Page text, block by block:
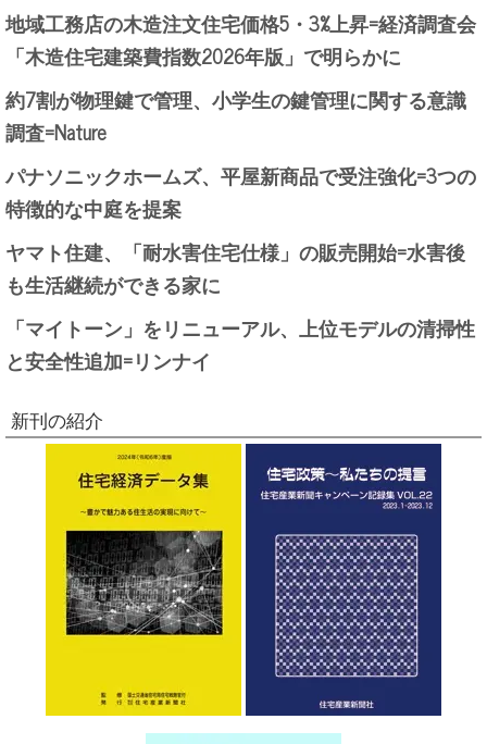
地域工務店の木造注文住宅価格5・3%上昇=経済調査会
「木造住宅建築費指数2026年版」で明らかに
約7割が物理鍵で管理、小学生の鍵管理に関する意識
調査=Nature
パナソニックホームズ、平屋新商品で受注強化=3つの
特徴的な中庭を提案
ヤマト住建、「耐水害住宅仕様」の販売開始=水害後
も生活継続ができる家に
「マイトーン」をリニューアル、上位モデルの清掃性
と安全性追加=リンナイ
新刊の紹介